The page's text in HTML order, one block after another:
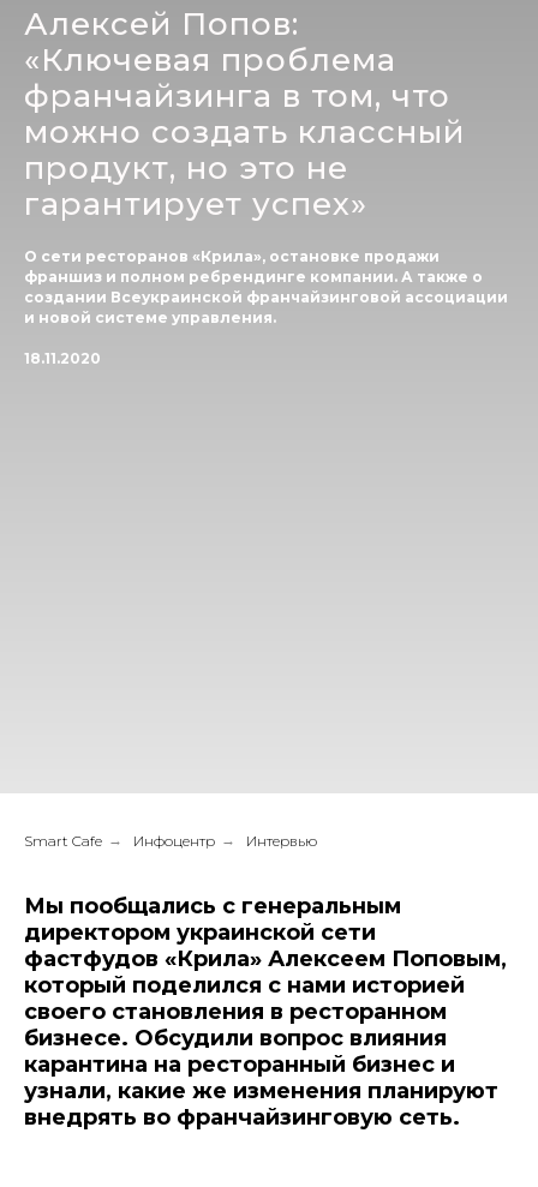
Алексей Попов:
«Ключевая проблема
франчайзинга в том, что
можно создать классный
продукт, но это не
гарантирует успех»
О сети ресторанов «Крила», остановке продажи
франшиз и полном ребрендинге компании. А также о
создании Всеукраинской франчайзинговой ассоциации
и новой системе управления.
18.11.2020
Smart Cafe → Инфоцентр → Интервью
Мы пообщались с генеральным
директором украинской сети
фастфудов «Крила» Алексеем Поповым,
который поделился с нами историей
своего становления в ресторанном
бизнесе. Обсудили вопрос влияния
карантина на ресторанный бизнес и
узнали, какие же изменения планируют
внедрять во франчайзинговую сеть.